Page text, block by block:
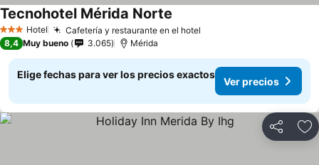
3 Estrellas
Hotel Cafetería y restaurante en el hotel
Tecnohotel Mérida Norte
8,4 Muy bueno 3.065 Mérida
Elige fechas para ver los precios exactos
Ver precios
Compartir